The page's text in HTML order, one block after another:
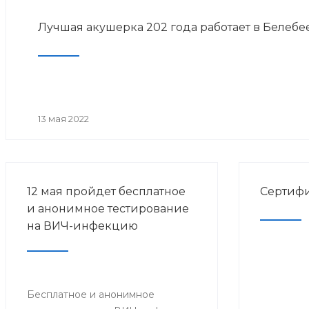
Лучшая акушерка 202 года работает в
13 мая 2022
12 мая пройдет бесплатное
и анонимное тестирование
на ВИЧ-инфекцию
Бесплатное и анонимное